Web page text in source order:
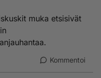
muka etsisivät
Kommentoi